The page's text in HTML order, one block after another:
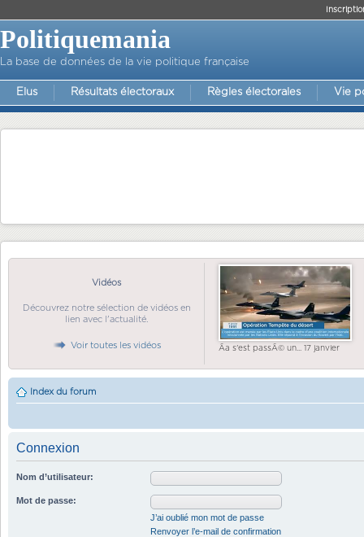
Politiquemania
La base de données de la vie politique française
Elus Résultats électoraux Règles électorales Vie
Vidéos
Découvrez notre sélection de vidéos en
lien avec l'actualité.
Voir toutes les vidéos Ãa s'est passÃ© un... 17 janvier
Index du forum
Connexion
Nom d’utilisateur:
Mot de passe:
J’ai oublié mon mot de passe
Renvoyer l’e-mail de confirmation